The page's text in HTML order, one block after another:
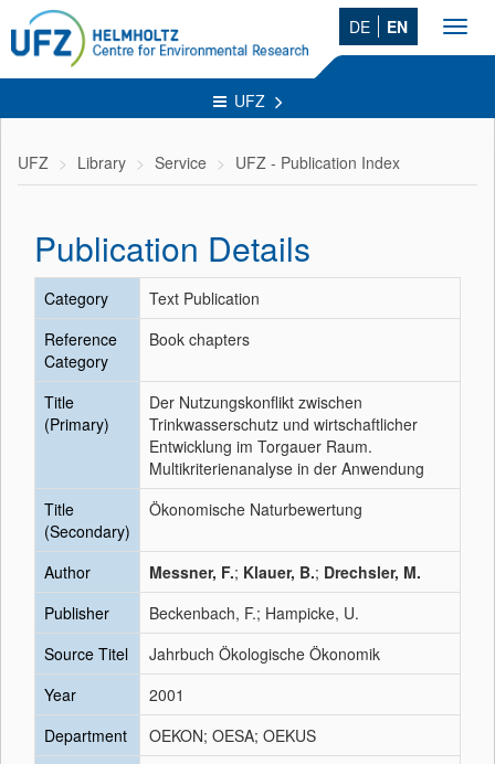
DE EN
UFZ
UFZ Library Service UFZ - Publication Index
Publication Details
Category
Text Publication
Reference
Category
Book chapters
Title
(Primary)
Der Nutzungskonflikt zwischen
Trinkwasserschutz und wirtschaftlicher
Entwicklung im Torgauer Raum.
Multikriterienanalyse in der Anwendung
Title
(Secondary)
Ökonomische Naturbewertung
Author Messner, F.; Klauer, B.; Drechsler, M.
Publisher
Beckenbach, F.; Hampicke, U.
Source Titel
Jahrbuch Ökologische Ökonomik
Year
2001
Department
OEKON; OESA; OEKUS